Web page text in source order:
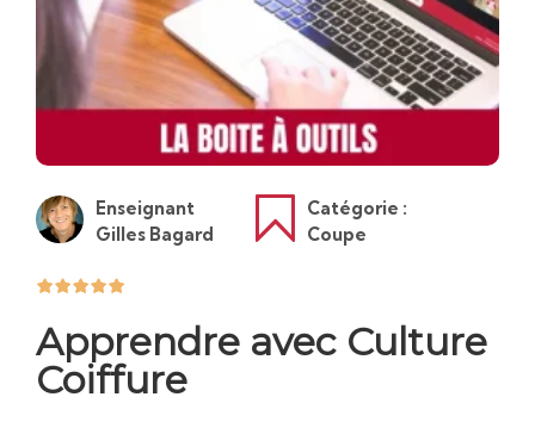
Enseignant
Gilles Bagard
Catégorie :
Coupe
Apprendre avec Culture
Coiffure